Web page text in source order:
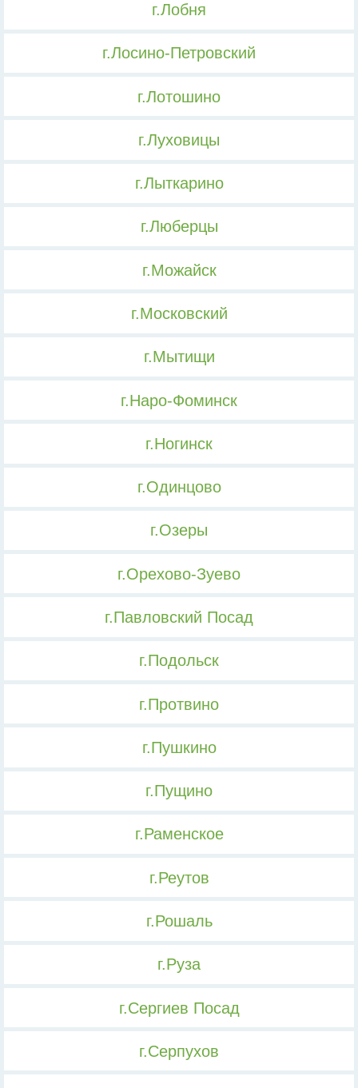
г.Лобня
г.Лосино-Петровский
г.Лотошино
г.Луховицы
г.Лыткарино
г.Люберцы
г.Можайск
г.Московский
г.Мытищи
г.Наро-Фоминск
г.Ногинск
г.Одинцово
г.Озеры
г.Орехово-Зуево
г.Павловский Посад
г.Подольск
г.Протвино
г.Пушкино
г.Пущино
г.Раменское
г.Реутов
г.Рошаль
г.Руза
г.Сергиев Посад
г.Серпухов